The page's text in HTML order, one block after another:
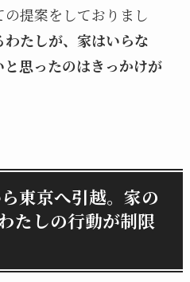
提案をしておりまし
たしが、家はいらな
思ったのはきっかけが
東京へ引越。家の
たしの行動が制限